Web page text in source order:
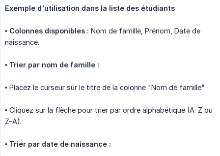
Exemple d'utilisation dans la liste des étudiants
• Colonnes disponibles : Nom de famille, Prénom, Date de
naissance.
• Trier par nom de famille :
• Placez le curseur sur le titre de la colonne "Nom de famille".
• Cliquez sur la flèche pour trier par ordre alphabétique (A-Z ou
Z-A).
• Trier par date de naissance :